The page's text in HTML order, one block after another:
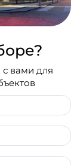
вами для